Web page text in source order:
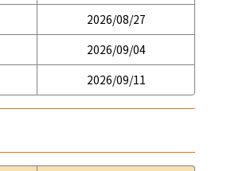
2026/08/27
2026/09/04
2026/09/11